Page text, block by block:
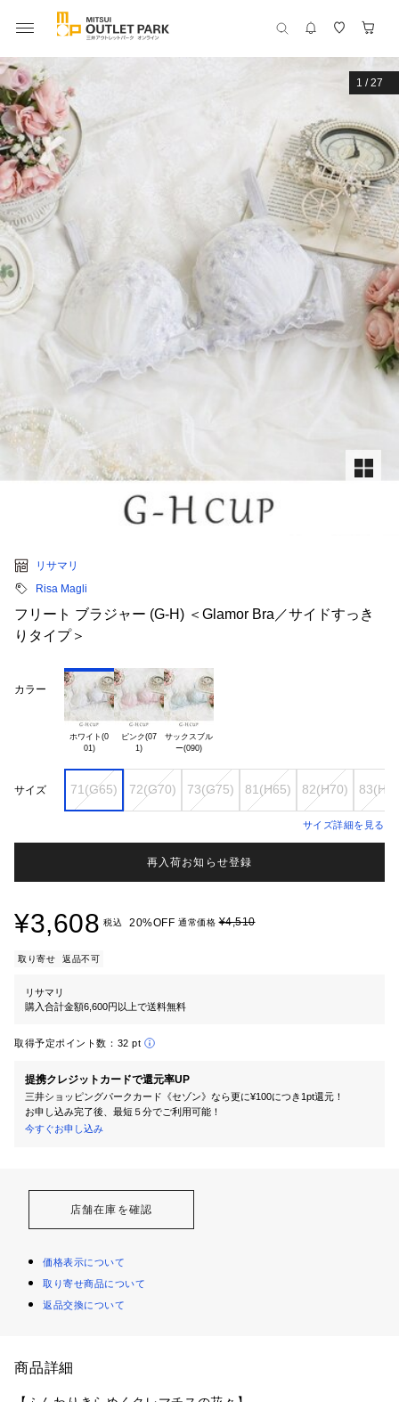
1 /27
リサマリ
Risa Magli
フリート ブラジャー (G-H) ＜Glamor Bra／サイドすっき
りタイプ＞
カラー
ホワイト(0
01)
ピンク(07
サックスブル
サイズ 71(G65) 72(G70) 73(G75) 81(H65) 82(H70)
サイズ詳細を見る
再入荷お知らせ登録
¥3,608 税込 20%OFF 通常価格¥4,510
取り寄せ 返品不可
リサマリ
購入合計金額6,600円以上で送料無料
取得予定ポイント数： 32 pt
提携クレジットカードで還元率UP
三井ショッピングパークカード《セゾン》なら更に¥100につき1pt還元！
お申し込み完了後、最短５分でご利用可能！
今すぐお申し込み
店舗在庫を確認
価格表示について
取り寄せ商品について
返品交換について
商品詳細